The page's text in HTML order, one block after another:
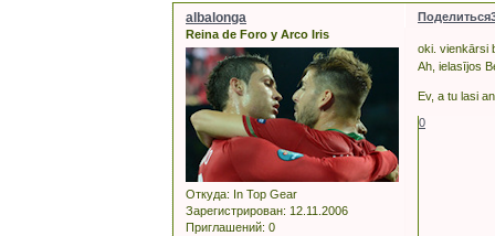
Поделиться
albalonga
Reina de Foro y Arco Iris
Откуда: In Top Gear
Зарегистрирован: 12.11.2006
Приглашений: 0
oki. vienkārsi
Ah, ielasījos
Ev, a tu lasi
0